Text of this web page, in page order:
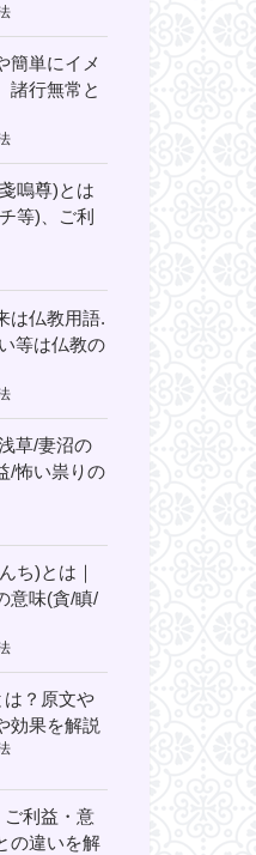
簡単にイメ
諸行無常と
嗚尊)とは
等)、ご利
は仏教用語.
等は仏教の
草/妻沼の
/怖い祟りの
ち)とは｜
意味(貪/瞋/
？原文や
効果を解説
利益・意
の違いを解